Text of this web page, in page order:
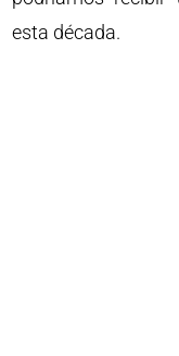
esta década.